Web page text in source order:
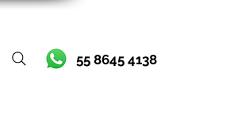
55 8645 4138